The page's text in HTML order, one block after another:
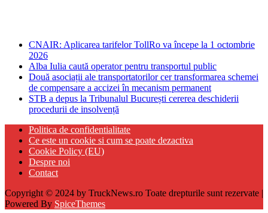
CNAIR: Aplicarea tarifelor TollRo va începe la 1 octombrie
2026
Alba Iulia caută operator pentru transportul public
Două asociații ale transportatorilor cer transformarea schemei
de compensare a accizei în mecanism permanent
STB a depus la Tribunalul București cererea deschiderii
procedurii de insolvență
Politica de confidentialitate
Ce este un cookie si cum se poate dezactiva
Cookie Policy (EU)
Despre noi
Contact
Copyright © 2024 by TruckNews.ro Toate drepturile sunt rezervate |
Powered By SpiceThemes